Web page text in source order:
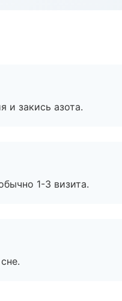
и закись азота.
1-3 визита.